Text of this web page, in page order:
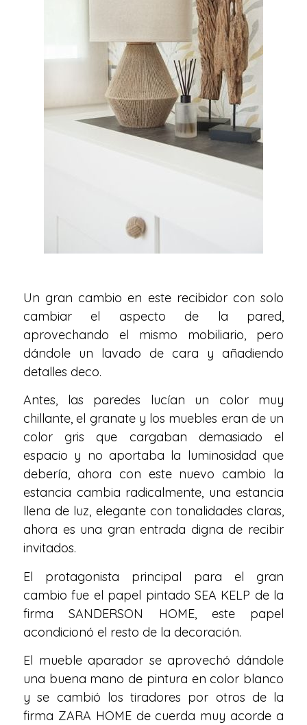
Un gran cambio en este recibidor con solo
cambiar el aspecto de la pared,
aprovechando el mismo mobiliario, pero
dándole un lavado de cara y añadiendo
detalles deco.
Antes, las paredes lucían un color muy
chillante, el granate y los muebles eran de un
color gris que cargaban demasiado el
espacio y no aportaba la luminosidad que
debería, ahora con este nuevo cambio la
estancia cambia radicalmente, una estancia
llena de luz, elegante con tonalidades claras,
ahora es una gran entrada digna de recibir
invitados.
El protagonista principal para el gran
cambio fue el papel pintado SEA KELP de la
firma SANDERSON HOME, este papel
acondicionó el resto de la decoración.
El mueble aparador se aprovechó dándole
una buena mano de pintura en color blanco
y se cambió los tiradores por otros de la
firma ZARA HOME de cuerda muy acorde a